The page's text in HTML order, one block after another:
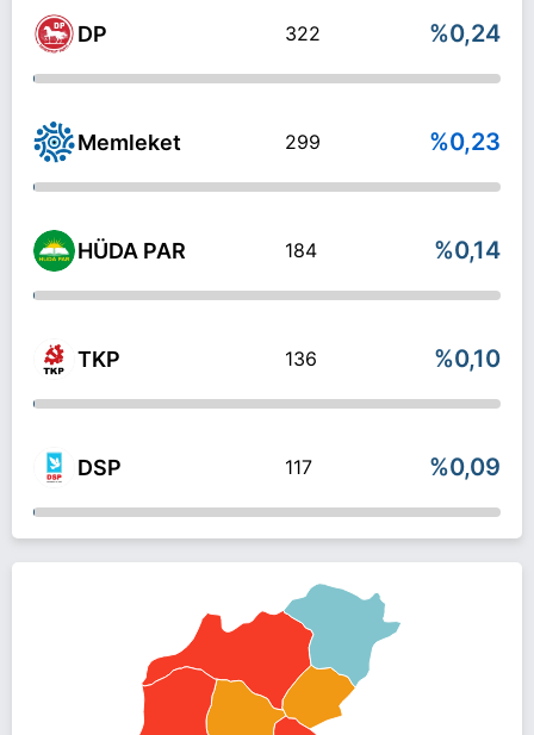
DP 322 %0,24
Memleket 299 %0,23
HÜDA PAR 184 %0,14
TKP 136 %0,10
DSP 117 %0,09